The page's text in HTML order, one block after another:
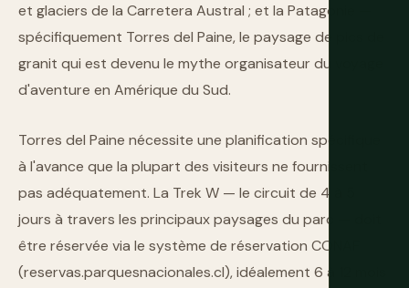
et glaciers de la Carretera Austral ; et la Patagonie —
spécifiquement Torres del Paine, le paysage de pics de
granit qui est devenu le mythe organisateur du voyage
d'aventure en Amérique du Sud.
Torres del Paine nécessite une planification spécifique
à l'avance que la plupart des visiteurs ne fournissent
pas adéquatement. La Trek W — le circuit de 4 à 5
jours à travers les principaux paysages du parc — doit
être réservée via le système de réservation CONAF
(reservas.parquesnacionales.cl), idéalement 6 à 12 mois